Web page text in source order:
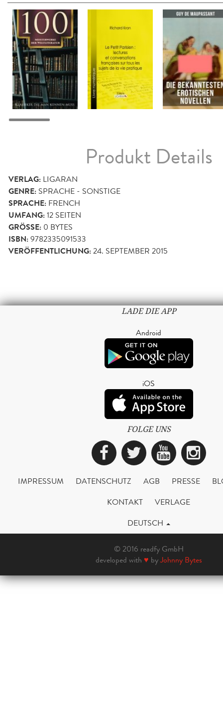
Produkt Details
VERLAG: LIGARAN
GENRE: SPRACHE - SONSTIGE
SPRACHE: FRENCH
UMFANG:12 SEITEN
GRÖSSE: 0 BYTES
ISBN:9782335091533
VERÖFFENTLICHUNG:24. SEPTEMBER 2015
LADE DIE APP
Android
iOS
FOLGE UNS
Facebook
Twitter
IMPRESSUM DATENSCHUTZ AGB PRESSE
KONTAKT
VERLAGE
DEUTSCH
© 2016 readfy GmbH
developed with ♥ byJohnny Bytes